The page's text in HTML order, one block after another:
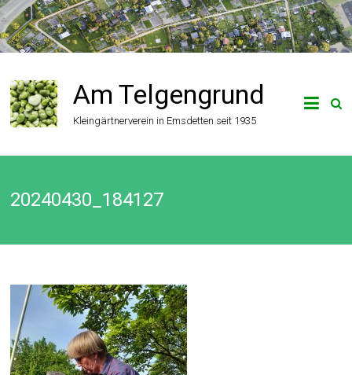
Zum
Inhalt
springen
Am Telgengrund
Kleingärtnerverein in Emsdetten seit 1935
20240430_184127